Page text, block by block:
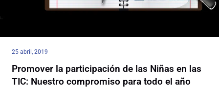
25 abril, 2019
Promover la participación de las Niñas en las
TIC: Nuestro compromiso para todo el año